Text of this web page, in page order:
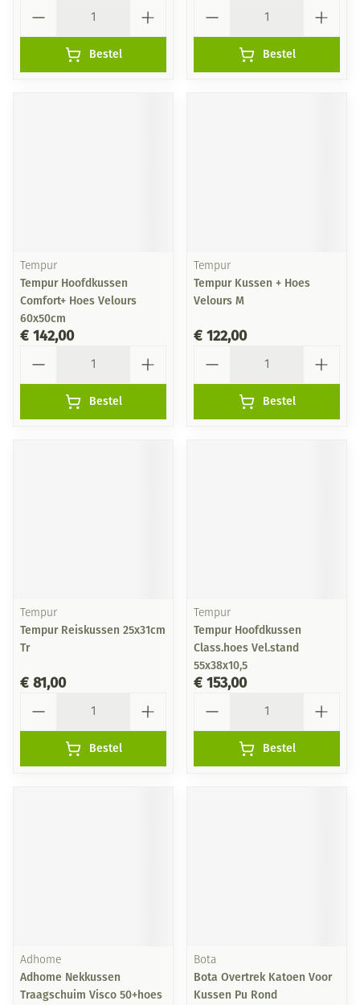
Bestel Bestel
Tempur
Tempur Hoofdkussen
Comfort+ Hoes Velours
60x50cm
€ 142,00
Bestel
Tempur
Tempur Kussen + Hoes
Velours M
€ 122,00
Bestel
Tempur
Tempur Reiskussen 25x31cm
Tr
€ 81,00
Bestel
Tempur
Tempur Hoofdkussen
Class.hoes Vel.stand
55x38x10,5
€ 153,00
Bestel
Adhome
Adhome Nekkussen
Traagschuim Visco 50+hoes
Bota
Bota Overtrek Katoen Voor
Kussen Pu Rond